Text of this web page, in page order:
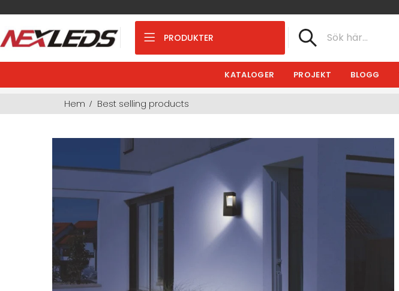
PRODUKTER
KATALOGER PROJEKT BLOGG
Hem Best selling products